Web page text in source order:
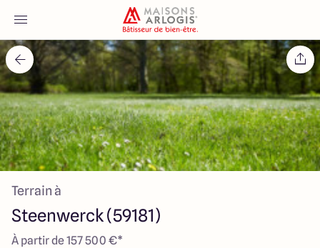
Accueil
Nos maisons
Nos annonces
Votre projet
Qui sommes-nous
Terrain à
Steenwerck (59181)
À partir de 157 500 €*